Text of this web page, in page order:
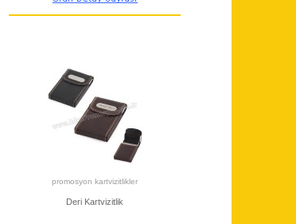
promosyon kartvizitlikler
Deri Kartvizitlik